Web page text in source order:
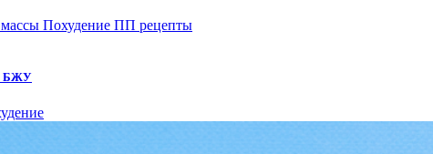
Похудение ПП рецепты
БЖУ